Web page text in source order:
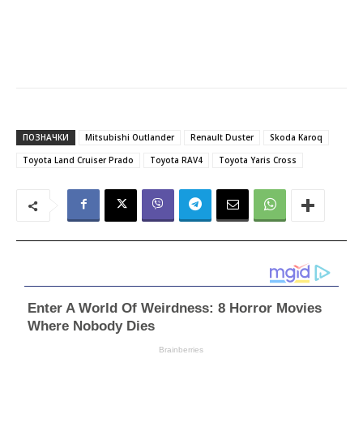
ПОЗНАЧКИ Mitsubishi Outlander Renault Duster
Skoda Karoq
Toyota Land Cruiser Prado
Toyota RAV4 Toyota Yaris Cross